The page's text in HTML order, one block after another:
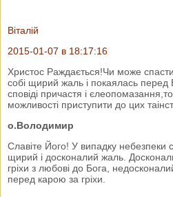
Віталій
2015-01-07 в 18:17:16
Христос Раждається!Чи може
собі щирий жаль і покаялась перед
сповіді причастя і
можливості приступити до цих
о.Володимир
Славіте Його! У випадку небезпеки
щирий і досконалий жаль.
гріхи з любові до Бога,
перед карою за гріхи.